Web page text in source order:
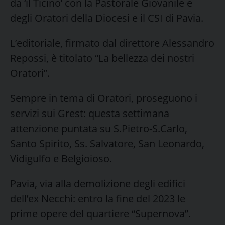
degli Oratori della Diocesi e il CSI di Pavia.
L’editoriale, firmato dal direttore Alessandro
Repossi, è titolato “La bellezza dei nostri
Oratori”.
Sempre in tema di Oratori, proseguono i
servizi sui Grest: questa settimana
attenzione puntata su S.Pietro-S.Carlo,
Santo Spirito, Ss. Salvatore, San Leonardo,
Vidigulfo e Belgioioso.
Pavia, via alla demolizione degli edifici
dell’ex Necchi: entro la fine del 2023 le
prime opere del quartiere “Supernova”.